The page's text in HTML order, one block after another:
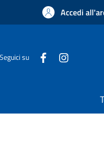
Accedi
Seguici su